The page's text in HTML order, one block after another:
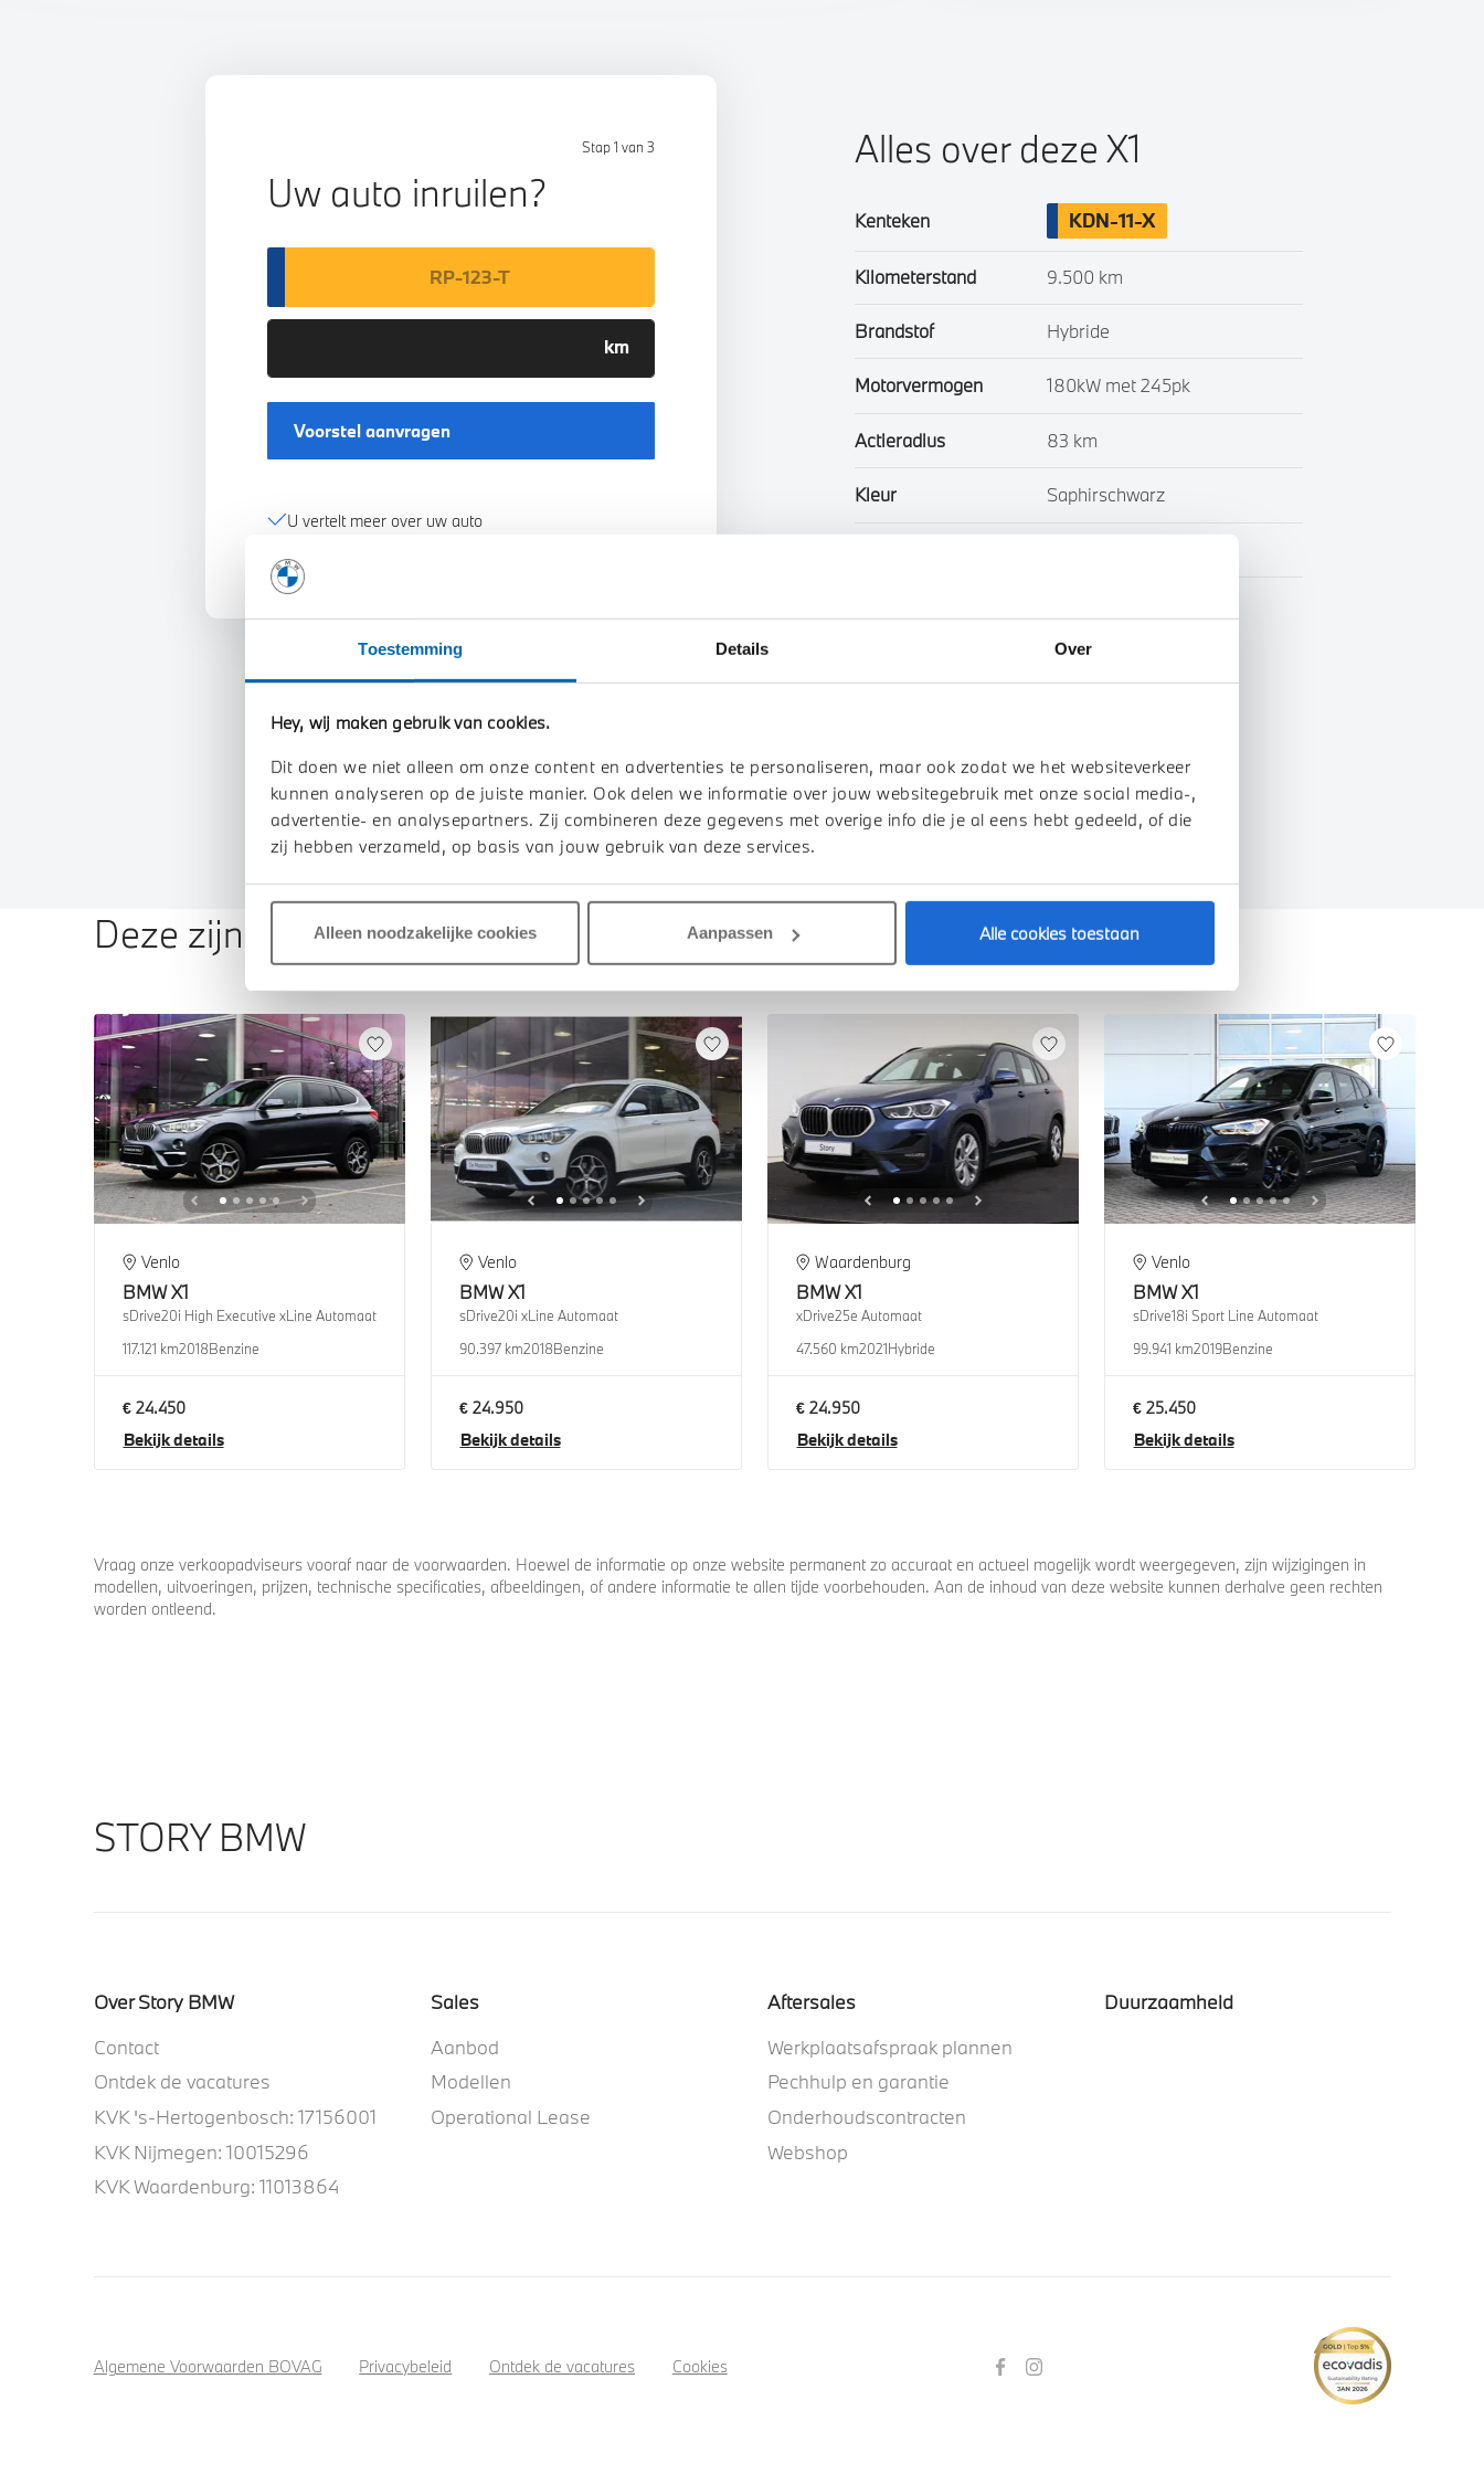
Toestemming Details Over
Hey, wij maken gebruik van cookies.
Dit doen we niet alleen om onze content en advertenties te personaliseren, maar ook zodat we het websiteverkeer
kunnen analyseren op de juiste manier. Ook delen we informatie over jouw websitegebruik met onze social media-,
advertentie- en analysepartners. Zij combineren deze gegevens met overige info die je al eens hebt gedeeld, of die
zij hebben verzameld, op basis van jouw gebruik van deze services.
Alleen noodzakelijke cookies Aanpassen Alle cookies toestaan
Stap 1 van 3
Uw auto inruilen?
Voorstel aanvragen
U vertelt meer over uw auto
Alles over deze X1
Kenteken KDN-11-X
Kilometerstand 9.500 km
Brandstof Hybride
Motorvermogen 180kW met 245pk
Actieradius 83 km
Kleur Saphirschwarz
Deze zijn vergelijkbaar
Venlo
BMW X1
sDrive20i High Executive xLine Automaat
117.121 km2018Benzine
€ 24.450
Bekijk details
Venlo
BMW X1
sDrive20i xLine Automaat
90.397 km2018Benzine
€ 24.950
Bekijk details
Waardenburg
BMW X1
xDrive25e Automaat
47.560 km2021Hybride
€ 24.950
Bekijk details
Venlo
BMW X1
sDrive18i Sport Line Automaat
99.941 km2019Benzine
€ 25.450
Bekijk details
Vraag onze verkoopadviseurs vooraf naar de voorwaarden. Hoewel de informatie op onze website permanent zo accuraat en actueel mogelijk wordt weergegeven, zijn wijzigingen in
modellen, uitvoeringen, prijzen, technische specificaties, afbeeldingen, of andere informatie te allen tijde voorbehouden. Aan de inhoud van deze website kunnen derhalve geen rechten
worden ontleend.
STORY BMW
Over Story BMW
Contact
Ontdek de vacatures
KVK 's-Hertogenbosch: 17156001
KVK Nijmegen: 10015296
KVK Waardenburg: 11013864
Sales
Aanbod
Modellen
Operational Lease
Aftersales
Werkplaatsafspraak plannen
Pechhulp en garantie
Onderhoudscontracten
Webshop
Duurzaamheid
Algemene Voorwaarden BOVAG Privacybeleid Ontdek de vacatures Cookies